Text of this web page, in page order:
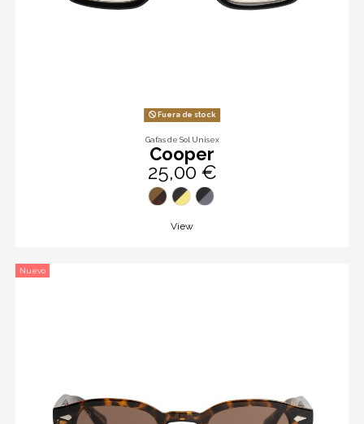
Fuera de stock
Gafas de Sol Unisex
Cooper
25,00 €
View
Nuevo